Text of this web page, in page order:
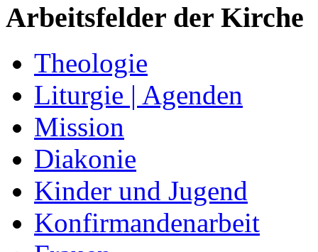
Arbeitsfelder der Kirche
Theologie
Liturgie | Agenden
Mission
Diakonie
Kinder und Jugend
Konfirmandenarbeit